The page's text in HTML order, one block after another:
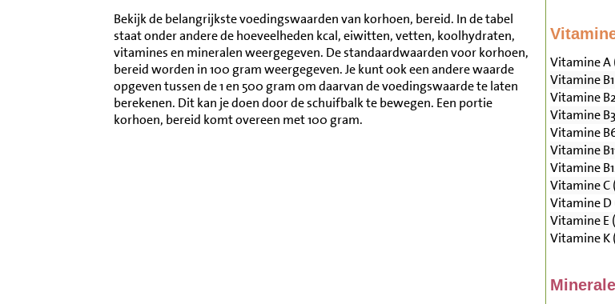
Bekijk de belangrijkste voedingswaarden van korhoen, bereid. In de tabel
staat onder andere de hoeveelheden kcal, eiwitten, vetten, koolhydraten,
vitamines en mineralen weergegeven. De standaardwaarden voor korhoen,
bereid worden in 100 gram weergegeven. Je kunt ook een andere waarde
opgeven tussen de 1 en 500 gram om daarvan de voedingswaarde te laten
berekenen. Dit kan je doen door de schuifbalk te bewegen. Een portie
korhoen, bereid komt overeen met 100 gram.
Vitamine A
Vitamine
Vitamine
Vitamine
Vitamine
Vitamine
Vitamine
Vitamine C
Vitamine D
Vitamine E
Vitamine K